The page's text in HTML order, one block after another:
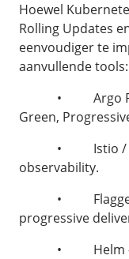
Hoewel
Rolling Updates
eenvoudiger te
aanvullende tools:
• Argo
Green,
• Istio /
observability.
• Flagger –
progressive
• Helm –